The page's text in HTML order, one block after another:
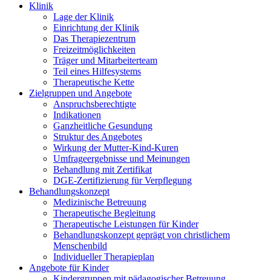
Klinik
Lage der Klinik
Einrichtung der Klinik
Das Therapiezentrum
Freizeitmöglichkeiten
Träger und Mitarbeiterteam
Teil eines Hilfesystems
Therapeutische Kette
Zielgruppen und Angebote
Anspruchsberechtigte
Indikationen
Ganzheitliche Gesundung
Struktur des Angebotes
Wirkung der Mutter-Kind-Kuren
Umfrageergebnisse und Meinungen
Behandlung mit Zertifikat
DGE-Zertifizierung für Verpflegung
Behandlungskonzept
Medizinische Betreuung
Therapeutische Begleitung
Therapeutische Leistungen für Kinder
Behandlungskonzept geprägt von christlichem
Menschenbild
Individueller Therapieplan
Angebote für Kinder